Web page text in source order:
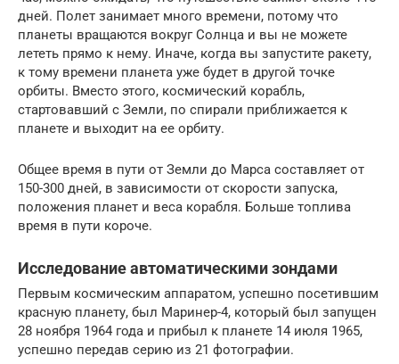
дней. Полет занимает много времени, потому что
планеты вращаются вокруг Солнца и вы не можете
лететь прямо к нему. Иначе, когда вы запустите ракету,
к тому времени планета уже будет в другой точке
орбиты. Вместо этого, космический корабль,
стартовавший с Земли, по спирали приближается к
планете и выходит на ее орбиту.
Общее время в пути от Земли до Марса составляет от
150-300 дней, в зависимости от скорости запуска,
положения планет и веса корабля. Больше топлива
время в пути короче.
Исследование автоматическими зондами
Первым космическим аппаратом, успешно посетившим
красную планету, был Маринер-4, который был запущен
28 ноября 1964 года и прибыл к планете 14 июля 1965,
успешно передав серию из 21 фотографии.